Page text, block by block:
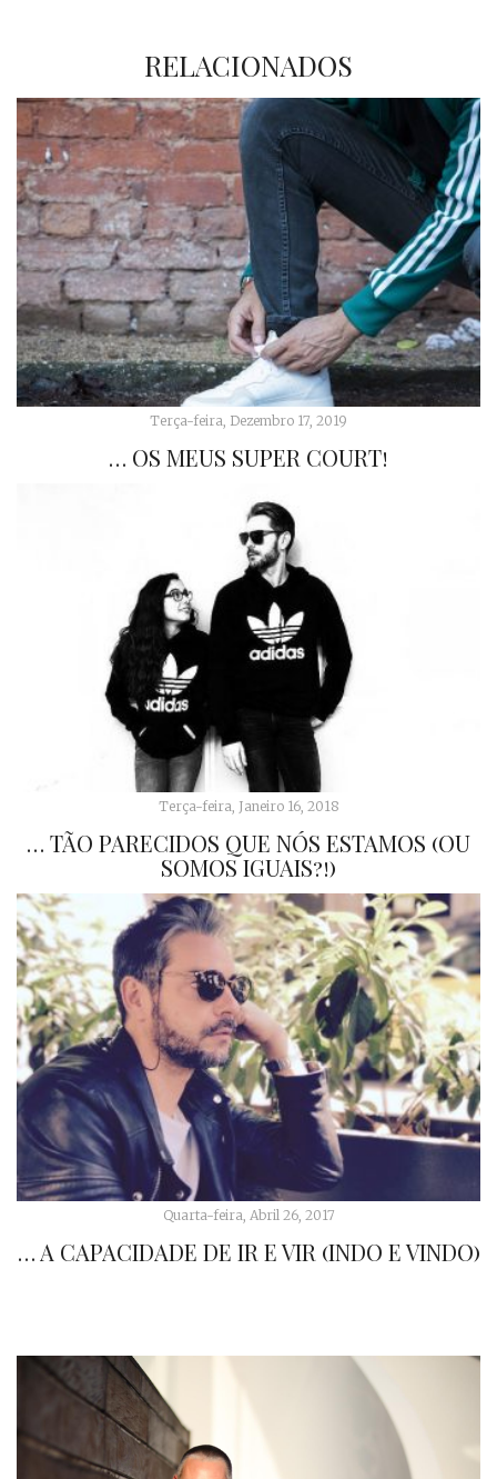
RELACIONADOS
Terça-feira, Dezembro 17, 2019
… OS MEUS SUPER COURT!
Terça-feira, Janeiro 16, 2018
… TÃO PARECIDOS QUE NÓS ESTAMOS (OU
SOMOS IGUAIS?!)
Quarta-feira, Abril 26, 2017
… A CAPACIDADE DE IR E VIR (INDO E VINDO)